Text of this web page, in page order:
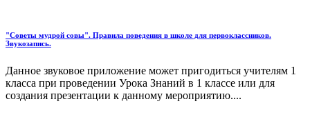
"Советы мудрой совы". Правила поведения в школе для первоклассников.
Звукозапись.
Данное звуковое приложение может пригодиться учителям 1
класса при проведении Урока Знаний в 1 классе или для
создания презентации к данному мероприятию....